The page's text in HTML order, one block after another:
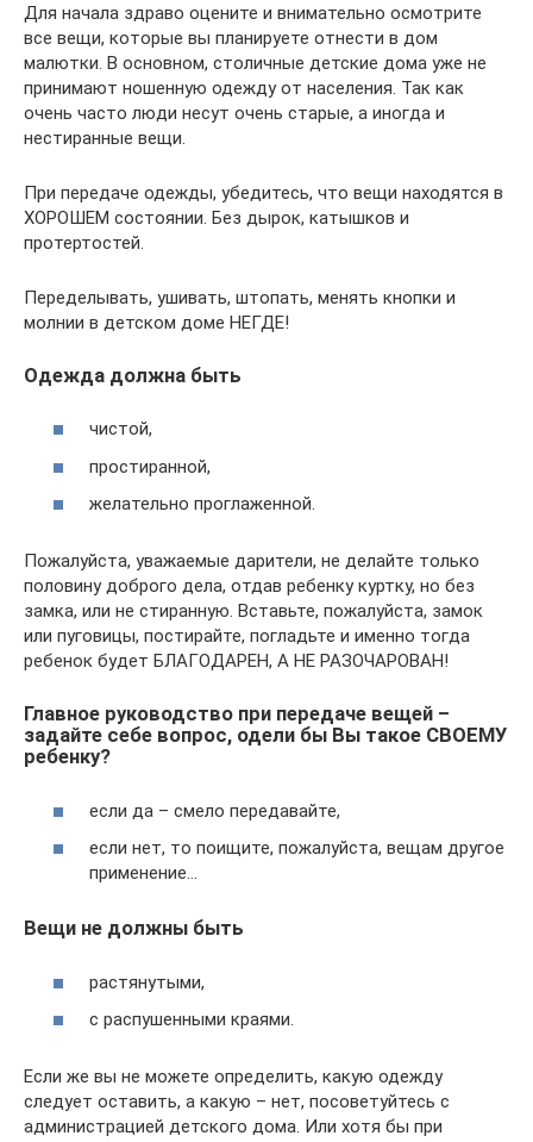
Для начала здраво оцените и внимательно осмотрите
все вещи, которые вы планируете отнести в дом
малютки. В основном, столичные детские дома уже не
принимают ношенную одежду от населения. Так как
очень часто люди несут очень старые, а иногда и
нестиранные вещи.
При передаче одежды, убедитесь, что вещи находятся в
ХОРОШЕМ состоянии. Без дырок, катышков и
протертостей.
Переделывать, ушивать, штопать, менять кнопки и
молнии в детском доме НЕГДЕ!
Одежда должна быть
чистой,
простиранной,
желательно проглаженной.
Пожалуйста, уважаемые дарители, не делайте только
половину доброго дела, отдав ребенку куртку, но без
замка, или не стиранную. Вставьте, пожалуйста, замок
или пуговицы, постирайте, погладьте и именно тогда
ребенок будет БЛАГОДАРЕН, А НЕ РАЗОЧАРОВАН!
Главное руководство при передаче вещей –
задайте себе вопрос, одели бы Вы такое СВОЕМУ
ребенку?
если да – смело передавайте,
если нет, то поищите, пожалуйста, вещам другое
применение…
Вещи не должны быть
растянутыми,
с распушенными краями.
Если же вы не можете определить, какую одежду
следует оставить, а какую – нет, посоветуйтесь с
администрацией детского дома. Или хотя бы при